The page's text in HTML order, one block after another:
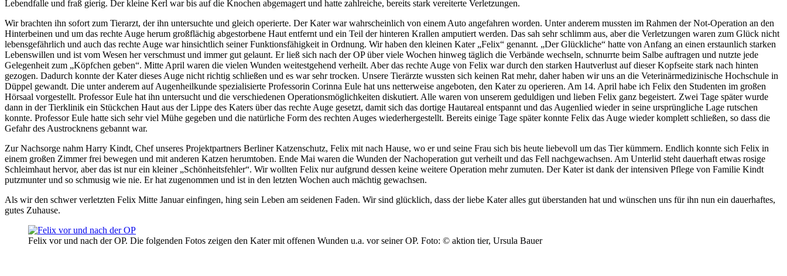
Lebendfalle und fraß gierig. Der kleine Kerl war bis auf die Knochen abgemagert und hatte zahlreiche, bereits stark vereiterte Verletzungen.
Wir brachten ihn sofort zum Tierarzt, der ihn untersuchte und gleich operierte. Der Kater war wahrscheinlich von einem Auto angefahren worden. Unter anderem mussten im Rahmen der Not-Operation an den
Hinterbeinen und um das rechte Auge herum großflächig abgestorbene Haut entfernt und ein Teil der hinteren Krallen amputiert werden. Das sah sehr schlimm aus, aber die Verletzungen waren zum Glück nicht
lebensgefährlich und auch das rechte Auge war hinsichtlich seiner Funktionsfähigkeit in Ordnung. Wir haben den kleinen Kater „Felix“ genannt. „Der Glückliche“ hatte von Anfang an einen erstaunlich starken
Lebenswillen und ist vom Wesen her verschmust und immer gut gelaunt. Er ließ sich nach der OP über viele Wochen hinweg täglich die Verbände wechseln, schnurrte beim Salbe auftragen und nutzte jede
Gelegenheit zum „Köpfchen geben“. Mitte April waren die vielen Wunden weitestgehend verheilt. Aber das rechte Auge von Felix war durch den starken Hautverlust auf dieser Kopfseite stark nach hinten
gezogen. Dadurch konnte der Kater dieses Auge nicht richtig schließen und es war sehr trocken. Unsere Tierärzte wussten sich keinen Rat mehr, daher haben wir uns an die Veterinärmedizinische Hochschule in
Düppel gewandt. Die unter anderem auf Augenheilkunde spezialisierte Professorin Corinna Eule hat uns netterweise angeboten, den Kater zu operieren. Am 14. April habe ich Felix den Studenten im großen
Hörsaal vorgestellt. Professor Eule hat ihn untersucht und die verschiedenen Operationsmöglichkeiten diskutiert. Alle waren von unserem geduldigen und lieben Felix ganz begeistert. Zwei Tage später wurde
dann in der Tierklinik ein Stückchen Haut aus der Lippe des Katers über das rechte Auge gesetzt, damit sich das dortige Hautareal entspannt und das Augenlied wieder in seine ursprüngliche Lage rutschen
konnte. Professor Eule hatte sich sehr viel Mühe gegeben und die natürliche Form des rechten Auges wiederhergestellt. Bereits einige Tage später konnte Felix das Auge wieder komplett schließen, so dass die
Gefahr des Austrocknens gebannt war.
Zur Nachsorge nahm Harry Kindt, Chef unseres Projektpartners Berliner Katzenschutz, Felix mit nach Hause, wo er und seine Frau sich bis heute liebevoll um das Tier kümmern. Endlich konnte sich Felix in
einem großen Zimmer frei bewegen und mit anderen Katzen herumtoben. Ende Mai waren die Wunden der Nachoperation gut verheilt und das Fell nachgewachsen. Am Unterlid steht dauerhaft etwas rosige
Schleimhaut hervor, aber das ist nur ein kleiner „Schönheitsfehler“. Wir wollten Felix nur aufgrund dessen keine weitere Operation mehr zumuten. Der Kater ist dank der intensiven Pflege von Familie Kindt
putzmunter und so schmusig wie nie. Er hat zugenommen und ist in den letzten Wochen auch mächtig gewachsen.
Als wir den schwer verletzten Felix Mitte Januar einfingen, hing sein Leben am seidenen Faden. Wir sind glücklich, dass der liebe Kater alles gut überstanden hat und wünschen uns für ihn nun ein dauerhaftes,
gutes Zuhause.
Felix vor und nach der OP. Die folgenden Fotos zeigen den Kater mit offenen Wunden u.a. vor seiner OP. Foto: © aktion tier, Ursula Bauer